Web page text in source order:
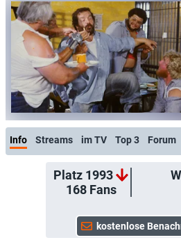
Info Streams im TV Top 3 Forum
Platz 1993
168Fans